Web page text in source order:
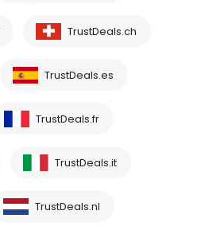
TrustDeals.ch
TrustDeals.es
TrustDeals.fr
TrustDeals.it
TrustDeals.nl